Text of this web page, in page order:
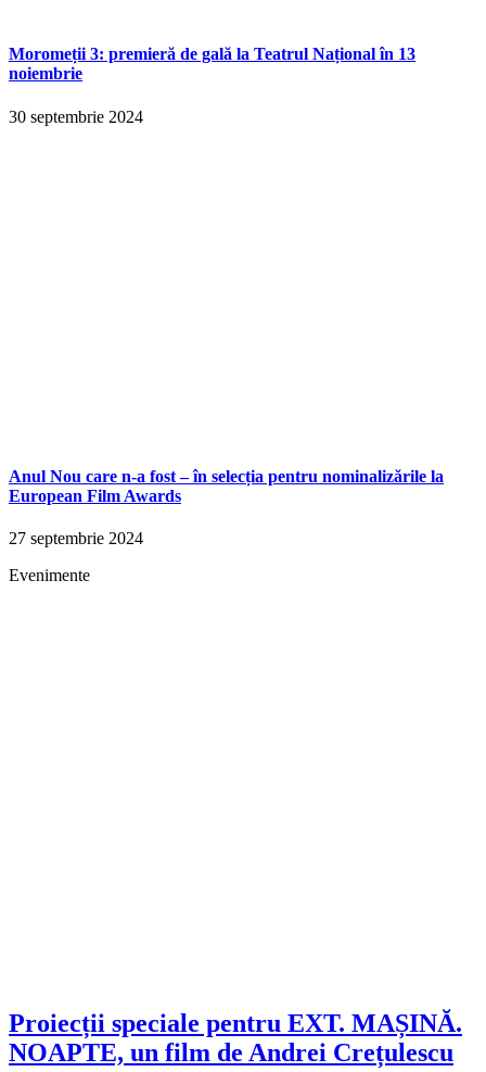
Moromeții 3: premieră de gală la Teatrul Național în 13
noiembrie
30 septembrie 2024
Anul Nou care n-a fost – în selecția pentru nominalizările la
European Film Awards
27 septembrie 2024
Evenimente
Proiecții speciale pentru EXT. MAȘINĂ.
NOAPTE, un film de Andrei Crețulescu